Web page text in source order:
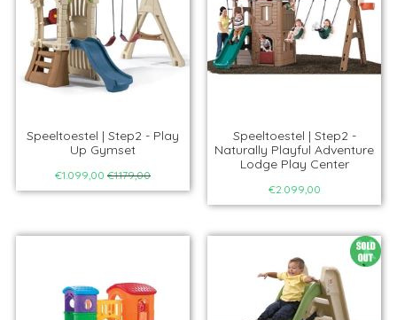
Speeltoestel | Step2 - Play
Up Gymset
€1.099,00 €1.179,00
Speeltoestel | Step2 -
Naturally Playful Adventure
Lodge Play Center
€2.099,00